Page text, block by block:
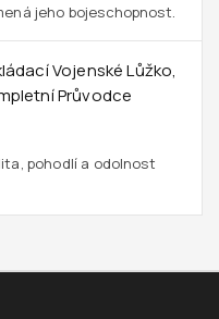
jeho bojeschopnost.
Vojenské Lůžko,
Průvodce
pohodlí a odolnost